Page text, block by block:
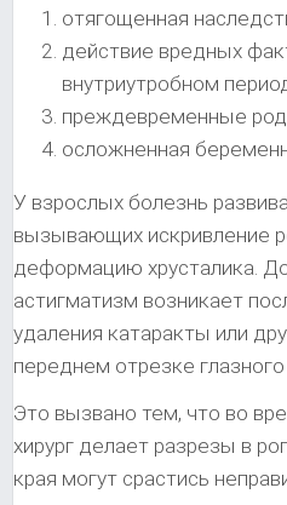
отягощенная
действие вредных
внутриутробном
преждевременные
осложненная
У взрослых болезнь
вызывающих искривление
деформацию хрусталика.
астигматизм возникает
удаления катаракты или
переднем отрезке
Это вызвано тем, что во
хирург делает разрезы в
края могут срастись